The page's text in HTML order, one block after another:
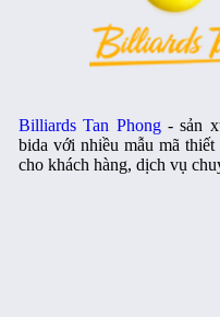
Billiards Tan Phong- sản
bida với nhiều mẫu mã
cho khách hàng, dịch vụ